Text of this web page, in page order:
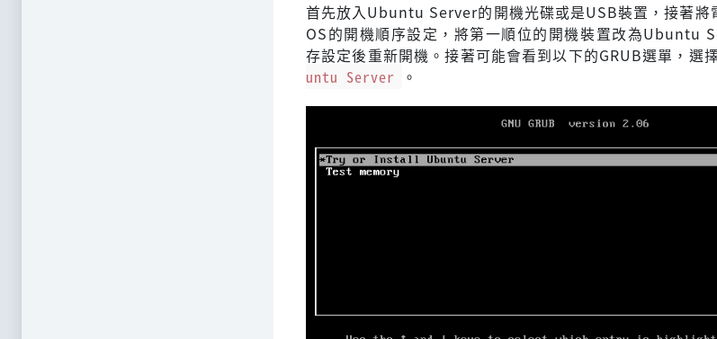
首先放入Ubuntu Server的開機光碟或是USB裝置，接著將
OS的開機順序設定，將第一順位的開機裝置改為Ubuntu
存設定後重新開機。接著可能會看到以下的GRUB選單，選
untu Server 。